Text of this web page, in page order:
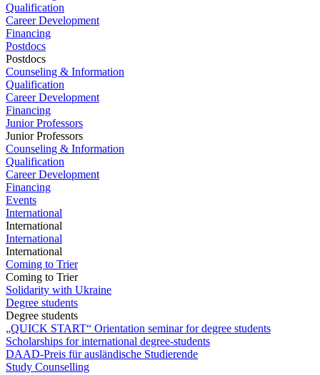
Qualification
Career Development
Financing
Postdocs
Postdocs
Counseling & Information
Qualification
Career Development
Financing
Junior Professors
Junior Professors
Counseling & Information
Qualification
Career Development
Financing
Events
International
International
International
International
Coming to Trier
Coming to Trier
Solidarity with Ukraine
Degree students
Degree students
„QUICK START“ Orientation seminar for degree students
Scholarships for international degree-students
DAAD-Preis für ausländische Studierende
Study Counselling